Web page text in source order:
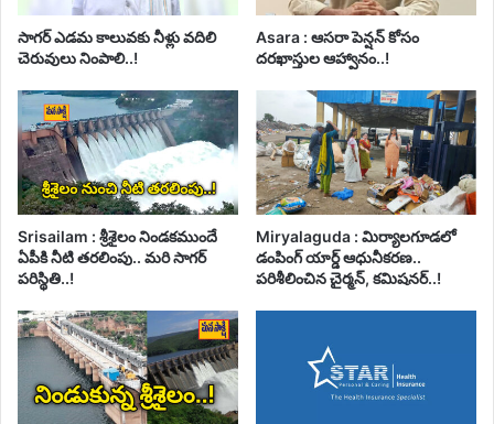
సాగర్ ఎడమ కాలువకు నీళ్లు వదిలి
చెరువులు నింపాలి..!
Asara : ఆసరా పెన్షన్ కోసం
దరఖాస్తుల ఆహ్వానం..!
Srisailam : శ్రీశైలం నిండకముందే
ఏపీకి నీటి తరలింపు.. మరి సాగర్
పరిస్థితి..!
Miryalaguda : మిర్యాలగూడలో
డంపింగ్ యార్డ్ ఆధునీకరణ..
పరిశీలించిన చైర్మన్, కమిషనర్..!